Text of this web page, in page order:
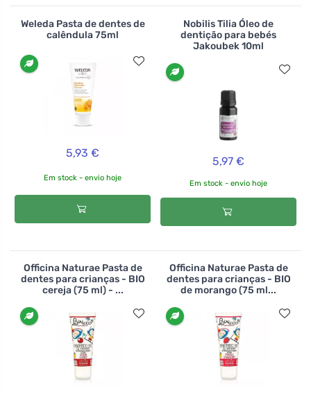
Weleda Pasta de dentes de
calêndula 75ml
5,93 €
Em stock - envio hoje
Nobilis Tilia Óleo de
dentição para bebés
Jakoubek 10ml
5,97 €
Em stock - envio hoje
Officina Naturae Pasta de
dentes para crianças - BIO
cereja (75 ml) - ...
Officina Naturae Pasta de
dentes para crianças - BIO
de morango (75 ml...